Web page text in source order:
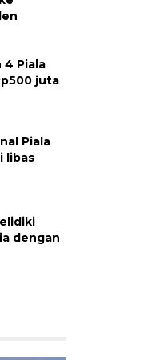
4 Piala
juta
Piala
libas
dengan